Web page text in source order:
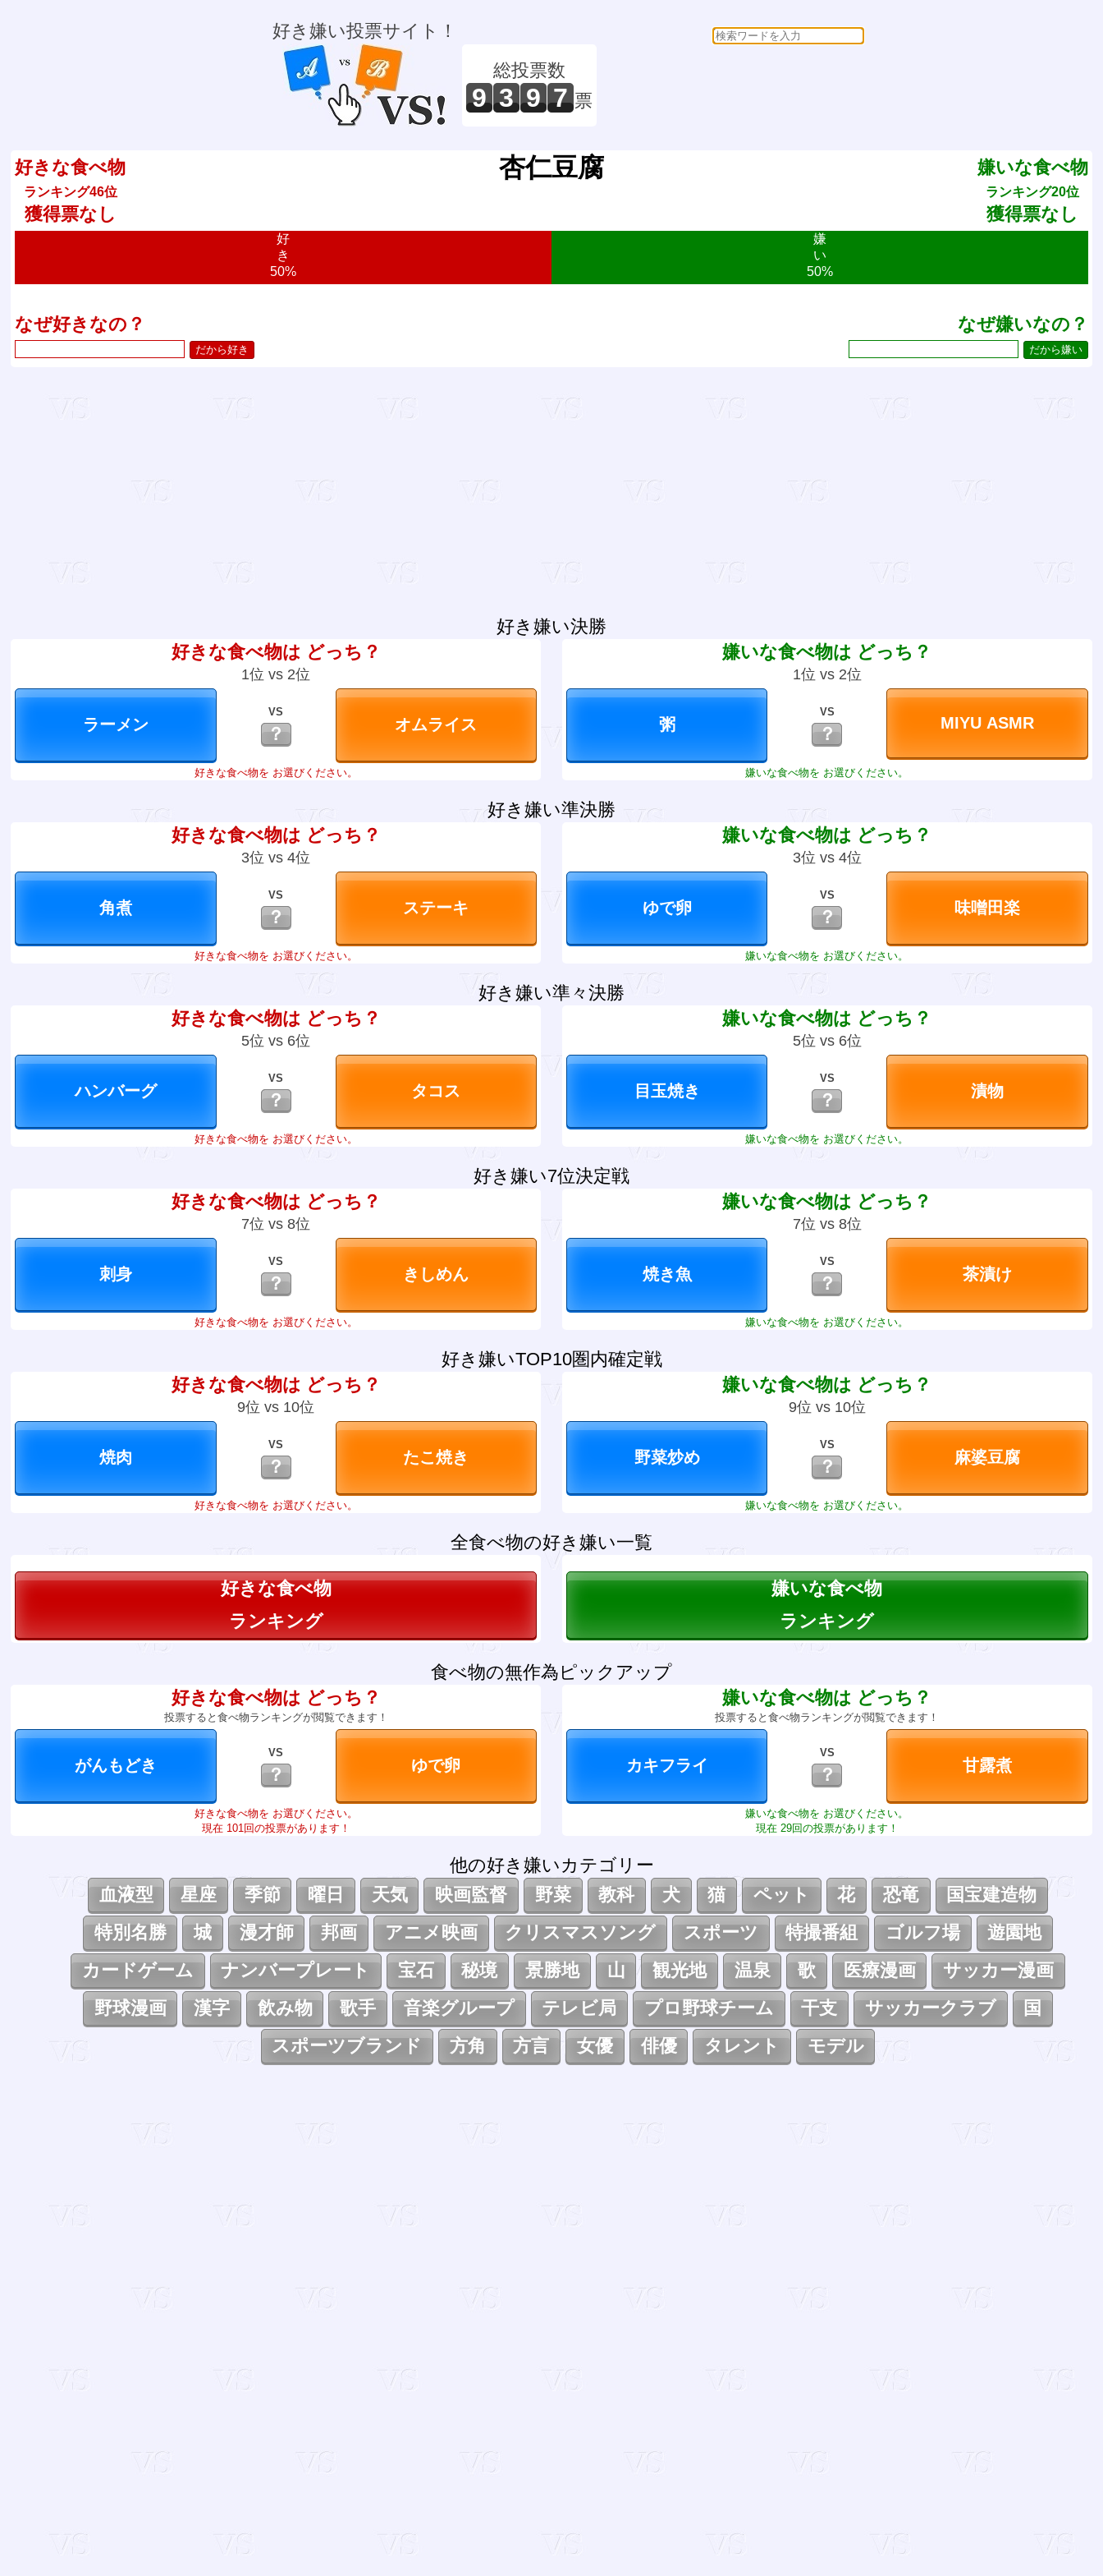
好き嫌い投票サイト！
総投票数
9 3 9 7 票
好きな食べ物
ランキング46位
獲得票なし
嫌いな食べ物
ランキング20位
獲得票なし
杏仁豆腐
好
き
50%
嫌
い
50%
なぜ好きなの？ なぜ嫌いなの？
好き嫌い決勝
好きな食べ物は どっち？
1位 vs 2位
VS
？
好きな食べ物を お選びください。
嫌いな食べ物は どっち？
1位 vs 2位
VS
？
嫌いな食べ物を お選びください。
好き嫌い準決勝
好きな食べ物は どっち？
3位 vs 4位
VS
？
好きな食べ物を お選びください。
嫌いな食べ物は どっち？
3位 vs 4位
VS
？
嫌いな食べ物を お選びください。
好き嫌い準々決勝
好きな食べ物は どっち？
5位 vs 6位
VS
？
好きな食べ物を お選びください。
嫌いな食べ物は どっち？
5位 vs 6位
VS
？
嫌いな食べ物を お選びください。
好き嫌い7位決定戦
好きな食べ物は どっち？
7位 vs 8位
VS
？
好きな食べ物を お選びください。
嫌いな食べ物は どっち？
7位 vs 8位
VS
？
嫌いな食べ物を お選びください。
好き嫌いTOP10圏内確定戦
好きな食べ物は どっち？
9位 vs 10位
VS
？
好きな食べ物を お選びください。
嫌いな食べ物は どっち？
9位 vs 10位
VS
？
嫌いな食べ物を お選びください。
全食べ物の好き嫌い一覧
好きな食べ物
ランキング
嫌いな食べ物
ランキング
食べ物の無作為ピックアップ
好きな食べ物は どっち？
投票すると食べ物ランキングが閲覧できます！
VS
？
好きな食べ物を お選びください。
現在 101回の投票があります！
嫌いな食べ物は どっち？
投票すると食べ物ランキングが閲覧できます！
VS
？
嫌いな食べ物を お選びください。
現在 29回の投票があります！
他の好き嫌いカテゴリー
血液型
星座 季節 曜日 天気 映画監督 野菜 教科 犬 猫 ペット 花 恐竜
国宝建造物
特別名勝
城 漫才師 邦画 アニメ映画 クリスマスソング スポーツ 特撮番組 ゴルフ場
遊園地
カードゲーム
ナンバープレート 宝石 秘境 景勝地 山 観光地 温泉 歌 医療漫画
サッカー漫画
野球漫画
漢字 飲み物 歌手 音楽グループ テレビ局 プロ野球チーム 干支 サッカークラブ
国
スポーツブランド
方角 方言 女優 俳優 タレント モデル